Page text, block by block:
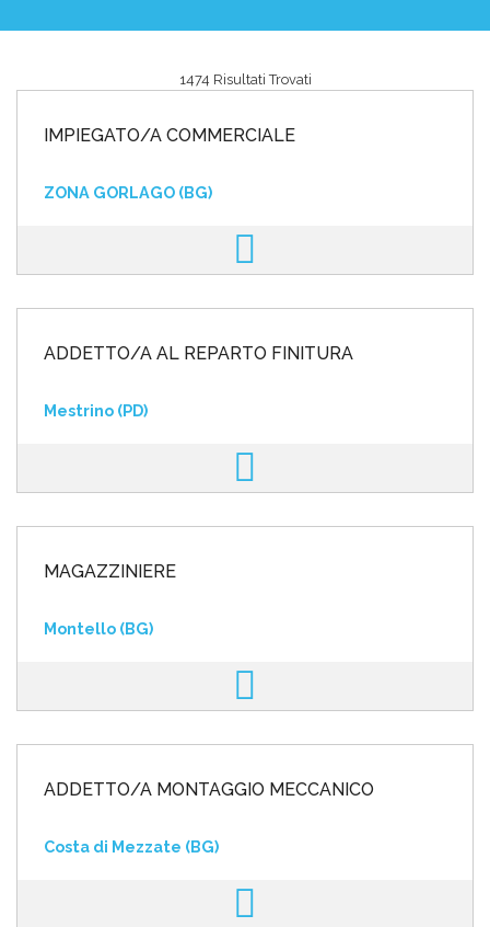
INVIA CV
1474 Risultati Trovati
IMPIEGATO/A COMMERCIALE
ZONA GORLAGO (BG)
ADDETTO/A AL REPARTO FINITURA
Mestrino (PD)
MAGAZZINIERE
Montello (BG)
ADDETTO/A MONTAGGIO MECCANICO
Costa di Mezzate (BG)